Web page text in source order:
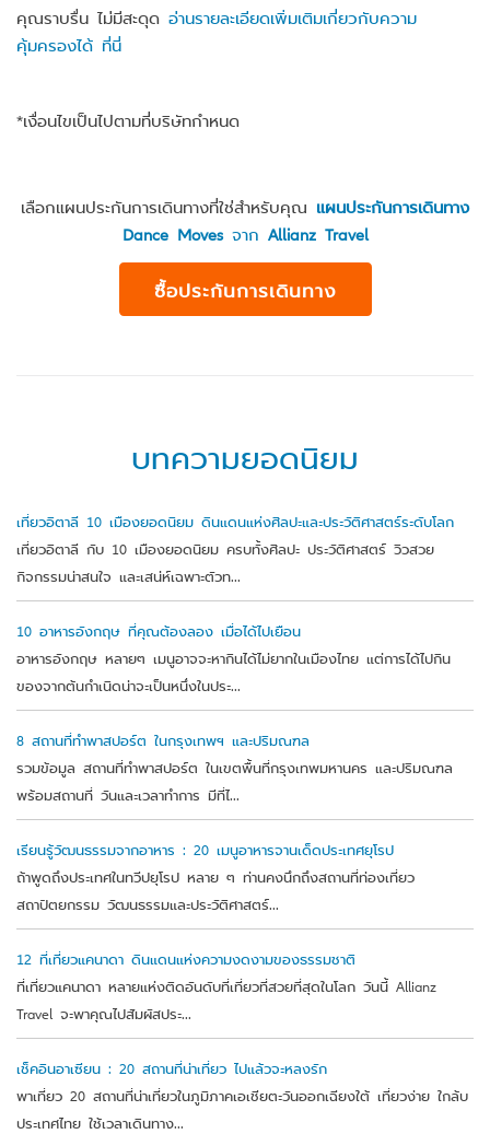
คุณราบรื่น ไม่มีสะดุด อ่านรายละเอียดเพิ่มเติมเกี่ยวกับความ
คุ้มครองได้ ที่นี่
*เงื่อนไขเป็นไปตามที่บริษัทกำหนด
เลือกแผนประกันการเดินทางที่ใช่สำหรับคุณ แผนประกันการเดินทาง
Dance Movesจาก Allianz Travel
ซื้อประกันการเดินทาง
บทความยอดนิยม
เที่ยวอิตาลี 10 เมืองยอดนิยม ดินแดนแห่งศิลปะและประวัติศาสตร์ระดับโลก
เที่ยวอิตาลี กับ 10 เมืองยอดนิยม ครบทั้งศิลปะ ประวัติศาสตร์ วิวสวย
กิจกรรมน่าสนใจ และเสน่ห์เฉพาะตัวท...
10 อาหารอังกฤษ ที่คุณต้องลอง เมื่อได้ไปเยือน
อาหารอังกฤษ หลายๆ เมนูอาจจะหากินได้ไม่ยากในเมืองไทย แต่การได้ไปกิน
ของจากต้นกำเนิดน่าจะเป็นหนึ่งในประ...
8 สถานที่ทำพาสปอร์ต ในกรุงเทพฯ และปริมณฑล
รวมข้อมูล สถานที่ทำพาสปอร์ต ในเขตพื้นที่กรุงเทพมหานคร และปริมณฑล
พร้อมสถานที่ วันและเวลาทำการ มีที่ไ...
เรียนรู้วัฒนธรรมจากอาหาร : 20 เมนูอาหารจานเด็ดประเทศยุโรป
ถ้าพูดถึงประเทศในทวีปยุโรป หลาย ๆ ท่านคงนึกถึงสถานที่ท่องเที่ยว
สถาปัตยกรรม วัฒนธรรมและประวัติศาสตร์...
12 ที่เที่ยวแคนาดา ดินแดนแห่งความงดงามของธรรมชาติ
ที่เที่ยวแคนาดา หลายแห่งติดอันดับที่เที่ยวที่สวยที่สุดในโลก วันนี้ Allianz
Travel จะพาคุณไปสัมผัสประ...
เช็คอินอาเซียน : 20 สถานที่น่าเที่ยว ไปแล้วจะหลงรัก
พาเที่ยว 20 สถานที่น่าเที่ยวในภูมิภาคเอเชียตะวันออกเฉียงใต้ เที่ยวง่าย ใกล้บ
ประเทศไทย ใช้เวลาเดินทาง...